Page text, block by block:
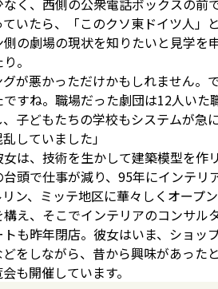
く、西側の公衆電話ボックスの前
いたら、「このクソ東ドイツ人」
の劇場の現状を知りたいと見学を
。
グが悪かっただけかもしれません。
すね。職場だった劇団は12人いた
子どもたちの学校もシステムが急
していました」
は、技術を生かして建築模型を作
頭で仕事が減り、95年にインテリ
ン、ミッテ地区に華々しくオープ
え、そこでインテリアのコンサル
も昨年閉店。彼女はいま、ショッ
をしながら、昔から興味があった
も開催しています。